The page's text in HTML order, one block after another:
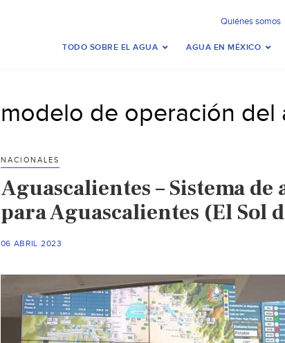
Quiénes somos
TODO SOBRE EL AGUA AGUA EN MÉXICO
modelo de operación del
NACIONALES
Aguascalientes – Sistema
para Aguascalientes (El Sol
06 ABRIL 2023